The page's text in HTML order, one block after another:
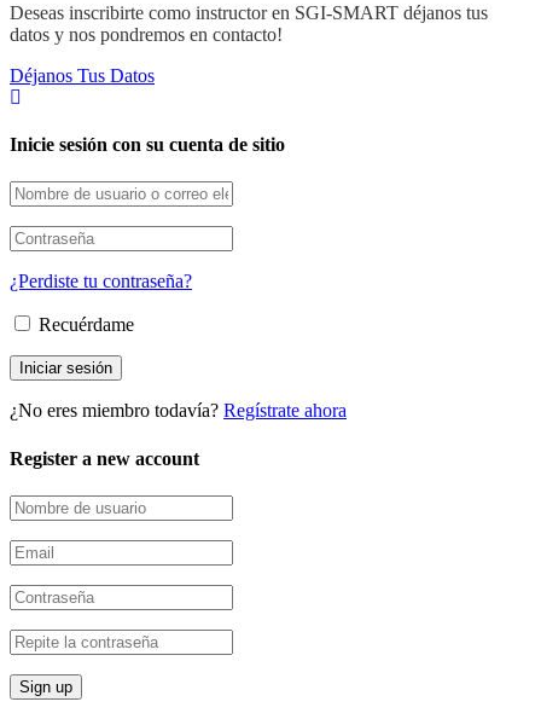
Deseas inscribirte como instructor en SGI-SMART déjanos tus
datos y nos pondremos en contacto!
Déjanos Tus Datos
Inicie sesión con su cuenta de sitio
¿Perdiste tu contraseña?
Recuérdame
¿No eres miembro todavía? Regístrate ahora
Register a new account